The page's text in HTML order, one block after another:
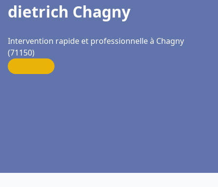
dietrich Chagny
Intervention rapide et professionnelle à Chagny
(71150)